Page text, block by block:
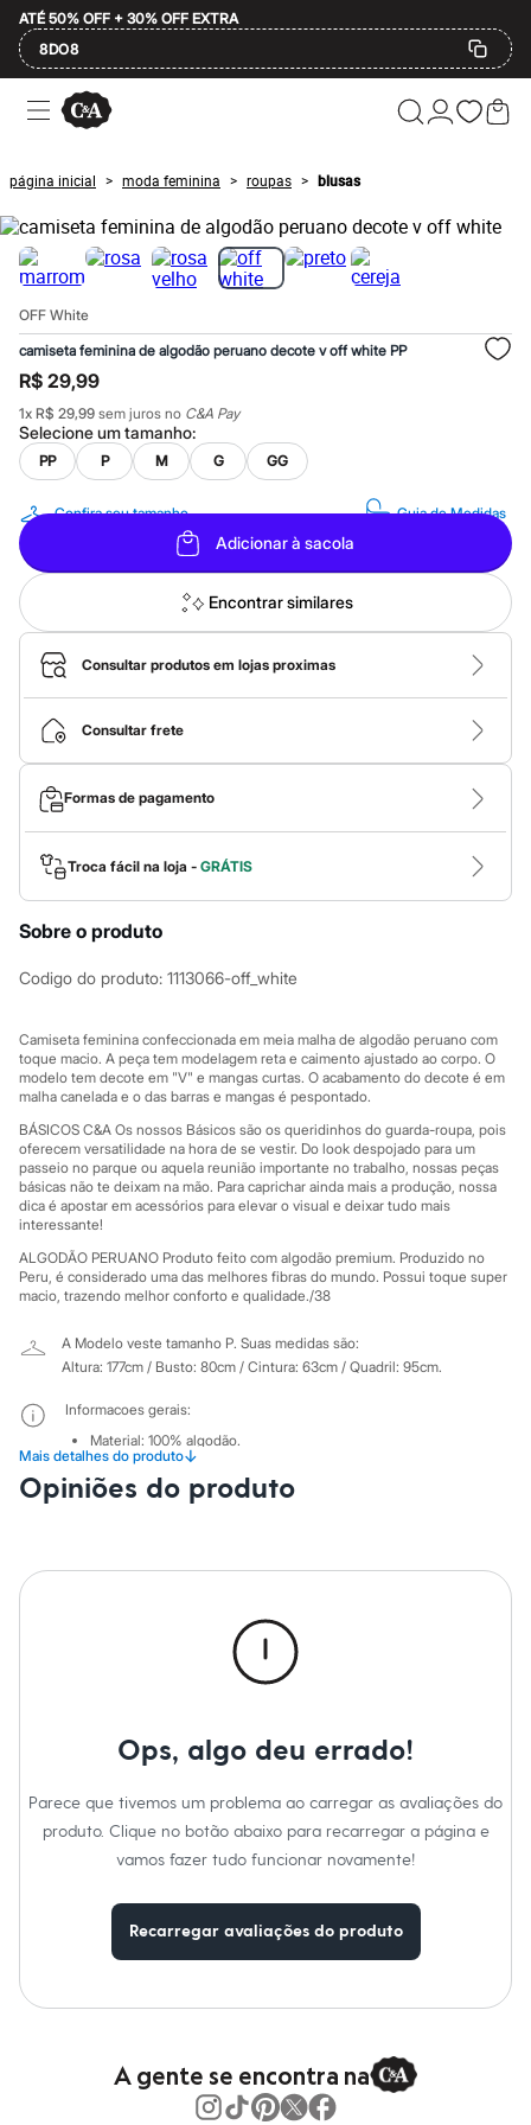
ATÉ 50% OFF + 30% OFF EXTRA
8DO8
Ofertas
Compre por Departamento
Masculino
Infantil
Calçados
Mindse7
Plus Size
Até 20% off
Até 60% off
A partir de 60% off
Feminino
Em alta
Inverno
Alfaiataria
Novidades
Roupas
Básicos
Calças
Casacos e Jaquetas
Jeans
Macacões
Saias
Shorts e Bermudas
Vestidos
Acessórios
Bolsas
Bonés e Chapéus
Bijoux
Cintos
Óculos
Relógios
Calçados
Botas
Chinelos
Rasteirinhas
Sandálias
Sapatilhas
Marcas
Mindset
Sawary
Yessica
Acessórios
Blusas
Calçados
Leggings
Shorts e Bermudas
Moda íntima
Calcinhas
Cintas e Modeladores
Pijamas
Sutiãs e Tops
Biquínis
Maiôs
Saídas de praia
Personagens
Plus size
Jeans
Bermudas
Camisas
Calças
Camisetas e Regatas
Bolsas e Mochilas
Chapéus e Bonés
Cintos
página inicial > moda feminina > roupas > blusas
OFF White
camiseta feminina de algodão peruano decote v off white PP
R$ 29,99
1x R$ 29,99 sem juros no C&A Pay
Selecione umtamanho:
PP P M G GG
Confira seu tamanho Guia de Medidas
Adicionar à sacola
Encontrar similares
Consultar produtos em lojas proximas
Consultar frete
Formas de pagamento
Troca fácil na loja - GRÁTIS
Sobre o produto
Codigo do produto: 1113066-off_white
Camiseta feminina confeccionada em meia malha de algodão peruano com
toque macio. A peça tem modelagem reta e caimento ajustado ao corpo. O
modelo tem decote em "V" e mangas curtas. O acabamento do decote é em
malha canelada e o das barras e mangas é pespontado.
BÁSICOS C&A Os nossos Básicos são os queridinhos do guarda-roupa, pois
oferecem versatilidade na hora de se vestir. Do look despojado para um
passeio no parque ou aquela reunião importante no trabalho, nossas peças
básicas não te deixam na mão. Para caprichar ainda mais a produção, nossa
dica é apostar em acessórios para elevar o visual e deixar tudo mais
interessante!
ALGODÃO PERUANO Produto feito com algodão premium. Produzido no
Peru, é considerado uma das melhores fibras do mundo. Possui toque super
macio, trazendo melhor conforto e qualidade./38
A Modelo veste tamanho P. Suas medidas são:
Altura: 177cm / Busto: 80cm / Cintura: 63cm / Quadril: 95cm.
Mais detalhes do produto↓
Informacoes gerais:
Material: 100% algodão.
Cor: Off white
Manga
Manga Curta
Marcas: Basics
Não secar em secadora.
Não limpar a úmido.
Opiniões do produto
Ops, algo deu errado!
Parece que tivemos um problema ao carregar as avaliações do
produto. Clique no botão abaixo para recarregar a página e
vamos fazer tudo funcionar novamente!
Recarregar avaliações do produto
A gente se encontra na